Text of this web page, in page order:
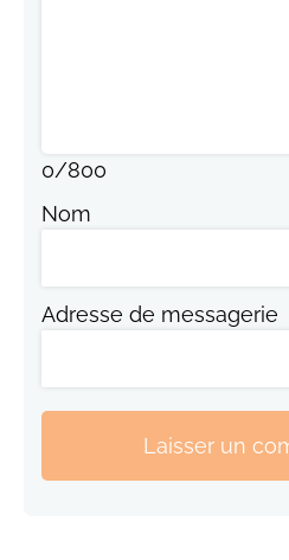
0/800
Nom
Adresse de messagerie
Laisser un